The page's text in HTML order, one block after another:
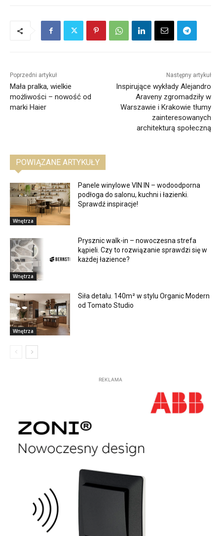
Poprzedni artykuł
Mała pralka, wielkie
możliwości – nowość od
marki Haier
Następny artykuł
Inspirujące wykłady Alejandro
Araveny zgromadziły w
Warszawie i Krakowie tłumy
zainteresowanych
architekturą społeczną
POWIĄZANE ARTYKUŁY
Wnętrza
Panele winylowe VIN IN – wodoodporna
podłoga do salonu, kuchni i łazienki.
Sprawdź inspiracje!
Wnętrza
Prysznic walk-in – nowoczesna strefa
kąpieli. Czy to rozwiązanie sprawdzi się w
każdej łazience?
Wnętrza
Siła detalu. 140m² w stylu Organic Modern
od Tomato Studio
REKLAMA